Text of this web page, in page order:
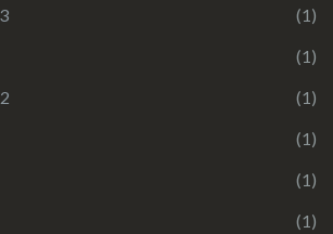
(1)
(1)
(1)
(1)
(1)
(1)